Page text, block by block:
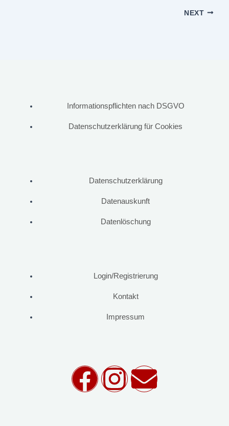
NEXT
Informationspflichten nach DSGVO
Datenschutzerklärung für Cookies
Datenschutzerklärung
Datenauskunft
Datenlöschung
Login/Registrierung
Kontakt
Impressum
F I
E